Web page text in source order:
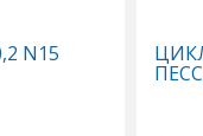
N15